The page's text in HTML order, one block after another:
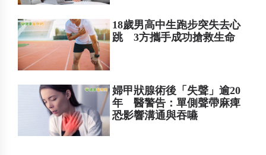
18歲男高中生跑步突失去心
跳 3方攜手成功搶救生命
婦甲狀腺術後「失聲」逾20
年 醫警告：單側聲帶麻痺
恐影響溝通與吞嚥